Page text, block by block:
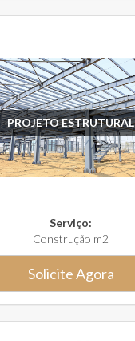
PROJETO ESTRUTURAL
Serviço:
Construção m2
Solicite Agora